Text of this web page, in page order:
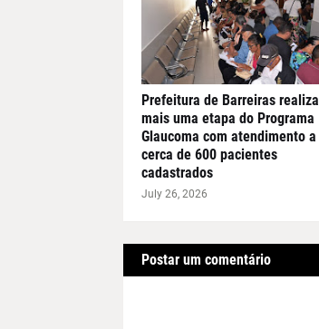
Prefeitura de Barreiras realiza
mais uma etapa do Programa
Glaucoma com atendimento a
cerca de 600 pacientes
cadastrados
July 26, 2026
Postar um comentário